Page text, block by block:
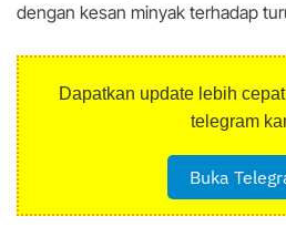
dengan kesan minyak terhadap
Dapatkan update lebih
telegram
Buka